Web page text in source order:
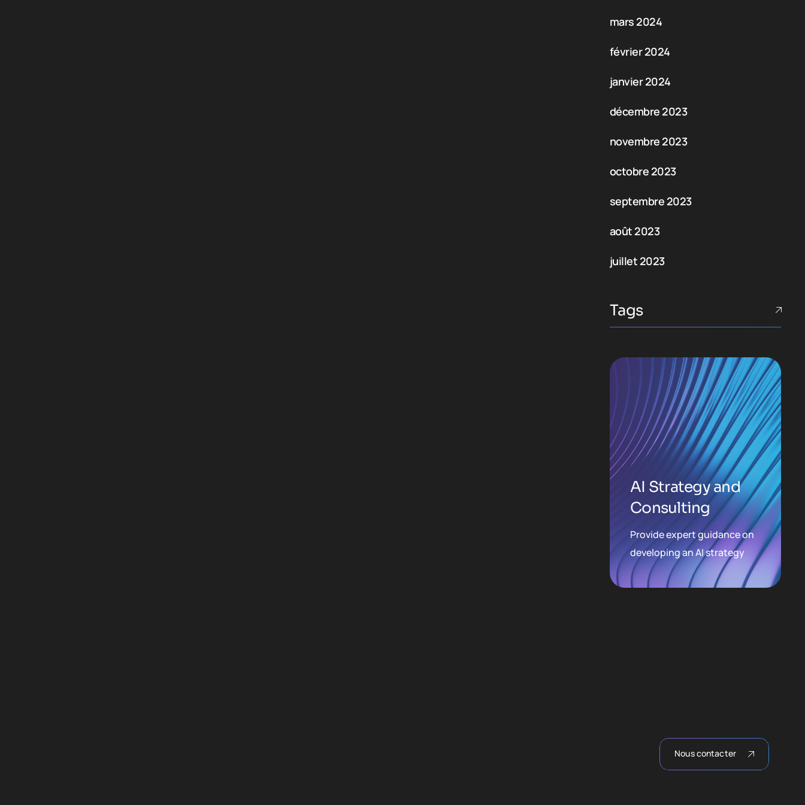
mars 2024
février 2024
janvier 2024
décembre 2023
novembre 2023
octobre 2023
septembre 2023
août 2023
juillet 2023
Tags
AI Strategy and
Consulting
Provide expert guidance on
developing an AI strategy
Nous contacter